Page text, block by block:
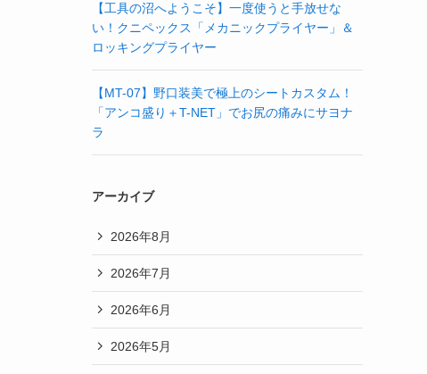
【工具の沼へようこそ】一度使うと手放せな
い！クニペックス「メカニックプライヤー」＆
ロッキングプライヤー
【MT-07】野口装美で極上のシートカスタム！
「アンコ盛り＋T-NET」でお尻の痛みにサヨナ
ラ
アーカイブ
2026年8月
2026年7月
2026年6月
2026年5月